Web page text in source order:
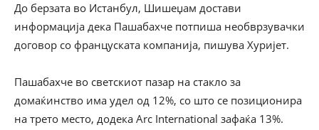
До берзата во Истанбул, Шишеџам достави
информација дека Пашабахче потпиша необврзувачки
договор со француската компанија, пишува Хуријет.
Пашабахче во светскиот пазар на стакло за
домаќинство има удел од 12%, со што се позиционира
на трето место, додека Arc International зафаќа 13%.